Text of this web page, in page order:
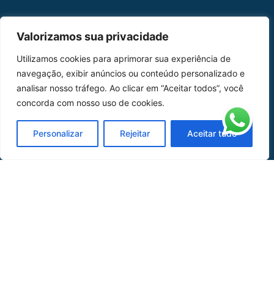
Valorizamos sua privacidade
Utilizamos cookies para aprimorar sua experiência de
navegação, exibir anúncios ou conteúdo personalizado e
analisar nosso tráfego. Ao clicar em “Aceitar todos”, você
concorda com nosso uso de cookies.
Personalizar Rejeitar Aceitar tudo
Peças
Catálogo de Aplicações
Oficina de Mangueiras